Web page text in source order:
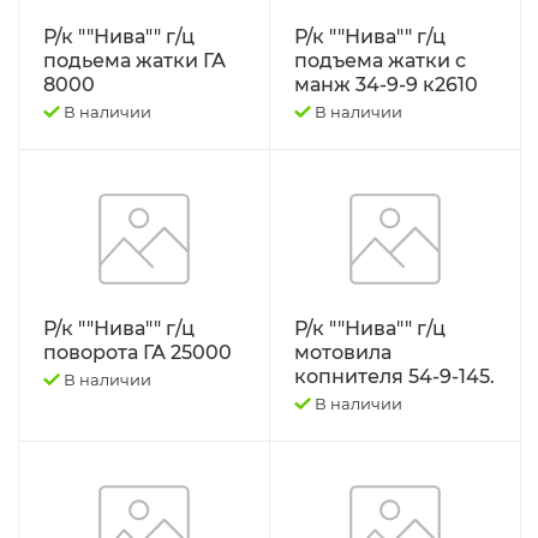
Р/к ""Нива"" г/ц
подьема жатки ГА
8000
В наличии
Р/к ""Нива"" г/ц
подъема жатки с
манж 34-9-9 к2610
В наличии
Р/к ""Нива"" г/ц
поворота ГА 25000
В наличии
Р/к ""Нива"" г/ц
мотовила
копнителя 54-9-145.
В наличии
Свободный код
Спецпредложения
СТЁКЛА
ТО-49 , ТО-30. ТО-28
ТОПЛИВОПРОВОДЫ.
Трактор ДТ-75,Т-4,ТДТ-55 дв.А-41/01,
Д-440,СМД-18